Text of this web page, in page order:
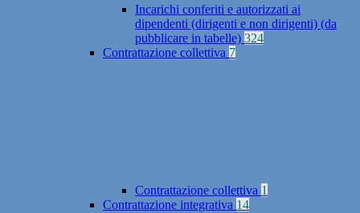
Incarichi conferiti e autorizzati ai
dipendenti (dirigenti e non dirigenti) (da
pubblicare in tabelle) 324
Contrattazione collettiva 7
Contrattazione collettiva 1
Contrattazione integrativa 14